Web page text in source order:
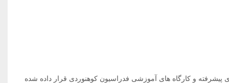
پیشرفته و کارگاه های آموزشی فدراسیون کوهنوردی قرار داده شده